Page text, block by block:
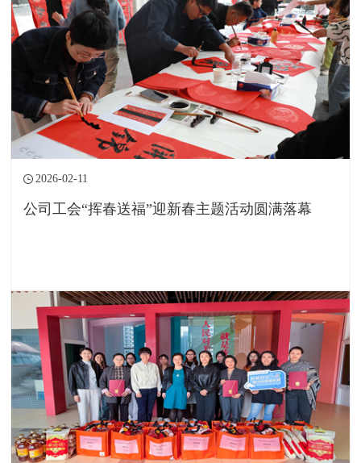
2026-02-11
公司工会“挥春送福”迎新春主题活动圆满落幕